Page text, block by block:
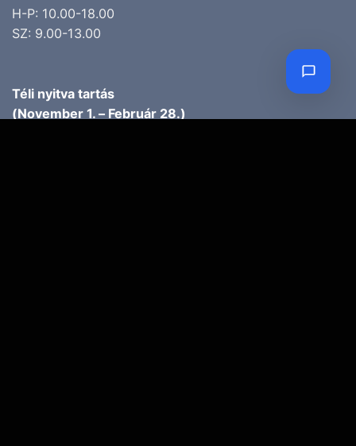
H-P: 10.00-18.00
SZ: 9.00-13.00
Téli nyitva tartás
(November 1. – Február 28.)